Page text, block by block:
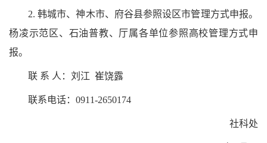
2.韩城市、神木市、府谷县参照设区市管理方式申报。
杨凌示范区、石油普教、厅属各单位参照高校管理方式申
报。
联 系 人：刘江 崔饶露
联系电话：0911-2650174
社科处